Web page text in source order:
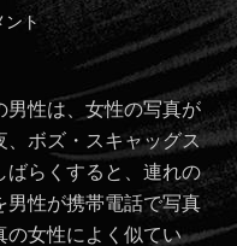
ント
男性は、女性の写真が
、ボズ・スキャッグス
ばらくすると、連れの
男性が携帯電話で写真
の女性によく似てい